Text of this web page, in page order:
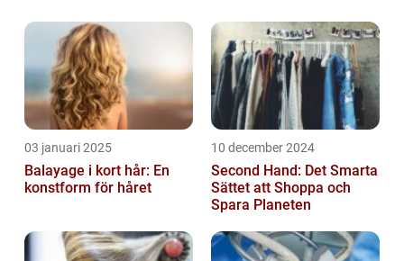
03 januari 2025
Balayage i kort hår: En
konstform för håret
10 december 2024
Second Hand: Det Smarta
Sättet att Shoppa och
Spara Planeten